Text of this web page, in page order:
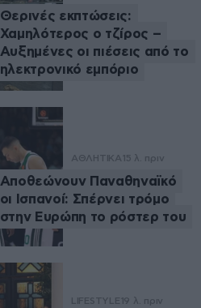
Θερινές εκπτώσεις:
Χαμηλότερος ο τζίρος –
Αυξημένες οι πιέσεις από το
ηλεκτρονικό εμπόριο
ΑΘΛΗΤΙΚΑ 15 λ. πριν
Αποθεώνουν Παναθηναϊκό
οι Ισπανοί: Σπέρνει τρόμο
στην Ευρώπη το ρόστερ του
LIFESTYLE 19 λ. πριν